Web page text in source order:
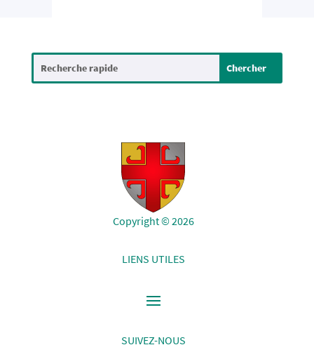
Copyright © 2026
LIENS UTILES
SUIVEZ-NOUS